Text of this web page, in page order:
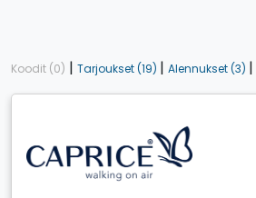
Koodit (0) | Tarjoukset (19) | Alennukset (3) |